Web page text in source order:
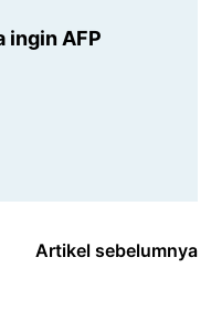
ingin AFP
Artikel sebelumnya